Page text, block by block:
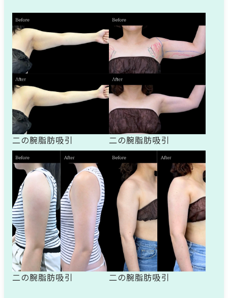
二の腕脂肪吸引 二の腕脂肪吸引
二の腕脂肪吸引 二の腕脂肪吸引